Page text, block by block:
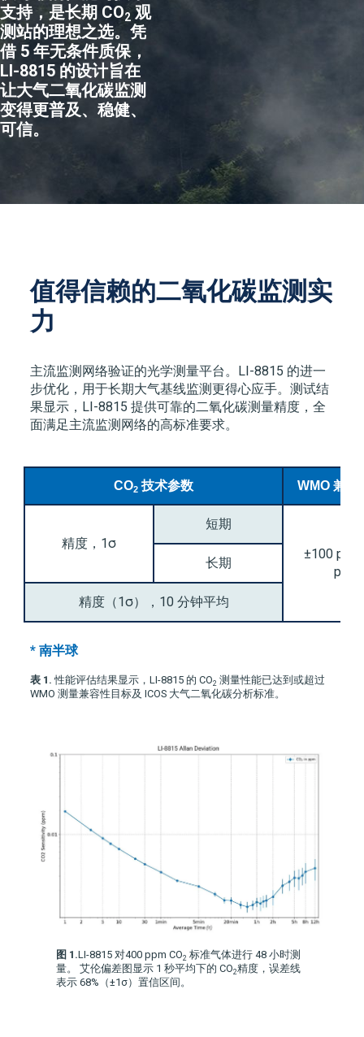
支持，是长期 CO2 观
测站的理想之选。凭
借 5 年无条件质保，
LI-8815 的设计旨在
让大气二氧化碳监测
变得更普及、稳健、
可信。
值得信赖的二氧化碳监测实
力
主流监测网络验证的光学测量平台。 LI-8815 的进一
步优化，用于长期大气基线监测更得心应手。测试结
果显示， LI-8815 提供可靠的二氧化碳测量精度，全
面满足主流监测网络的高标准要求。
CO2 技术参数 WMO 兼容
精度，1σ
短期
±100 ppb
ppb
长期
精度（1σ），10 分钟平均
* 南半球
表 1. 性能评估结果显示，LI-8815 的 CO2 测量性能已达到或超过
WMO 测量兼容性目标及 ICOS 大气二氧化碳分析标准。
图 1.LI-8815 对400 ppm CO2 标准气体进行 48 小时测
量。 艾伦偏差图显示 1 秒平均下的 CO2精度，误差线
表示 68%（±1σ）置信区间。